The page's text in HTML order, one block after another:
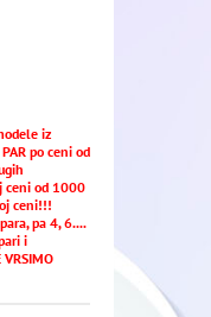
iz
po ceni od
ceni od 1000
ceni!!!
pa 4, 6....
i